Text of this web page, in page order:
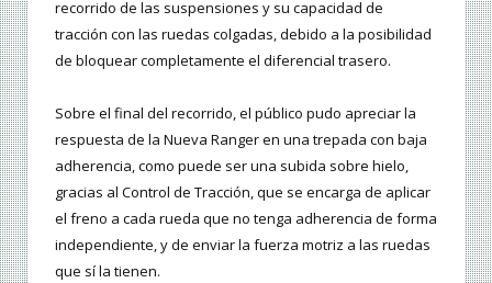
recorrido de las suspensiones y su capacidad de
tracción con las ruedas colgadas, debido a la posibilidad
de bloquear completamente el diferencial trasero.
Sobre el final del recorrido, el público pudo apreciar la
respuesta de la Nueva Ranger en una trepada con baja
adherencia, como puede ser una subida sobre hielo,
gracias al Control de Tracción, que se encarga de aplicar
el freno a cada rueda que no tenga adherencia de forma
independiente, y de enviar la fuerza motriz a las ruedas
que sí la tienen.